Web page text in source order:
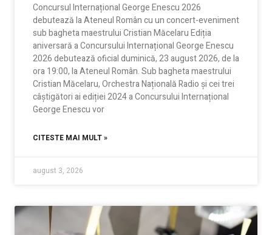
Concursul Internațional George Enescu 2026
debutează la Ateneul Român cu un concert-eveniment
sub bagheta maestrului Cristian Măcelaru Ediția
aniversară a Concursului Internațional George Enescu
2026 debutează oficial duminică, 23 august 2026, de la
ora 19:00, la Ateneul Român. Sub bagheta maestrului
Cristian Măcelaru, Orchestra Națională Radio și cei trei
câștigători ai ediției 2024 a Concursului Internațional
George Enescu vor
CITESTE MAI MULT »
august 3, 2026